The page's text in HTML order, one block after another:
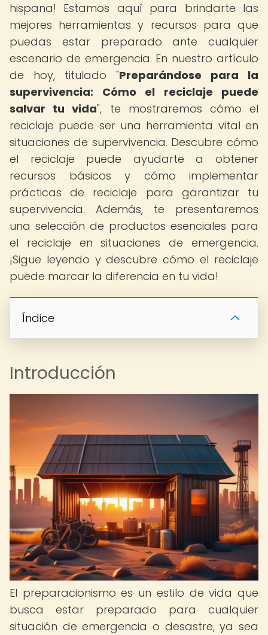
hispana! Estamos aquí para brindarte las
mejores herramientas y recursos para que
puedas estar preparado ante cualquier
escenario de emergencia. En nuestro artículo
de hoy, titulado "Preparándose para la
supervivencia: Cómo el reciclaje puede
salvar tu vida", te mostraremos cómo el
reciclaje puede ser una herramienta vital en
situaciones de supervivencia. Descubre cómo
el reciclaje puede ayudarte a obtener
recursos básicos y cómo implementar
prácticas de reciclaje para garantizar tu
supervivencia. Además, te presentaremos
una selección de productos esenciales para
el reciclaje en situaciones de emergencia.
¡Sigue leyendo y descubre cómo el reciclaje
puede marcar la diferencia en tu vida!
Índice
Introducción
El preparacionismo es un estilo de vida que
busca estar preparado para cualquier
situación de emergencia o desastre, ya sea